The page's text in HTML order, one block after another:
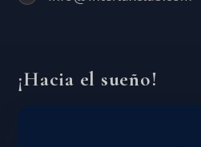
¡Hacia el sueño!